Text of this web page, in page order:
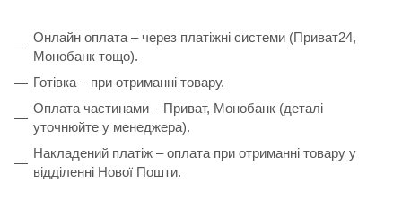
Онлайн оплата – через платіжні системи (Приват24,
Монобанк тощо).
Готівка – при отриманні товару.
Оплата частинами – Приват, Монобанк (деталі
уточнюйте у менеджера).
Накладений платіж – оплата при отриманні товару у
відділенні Нової Пошти.